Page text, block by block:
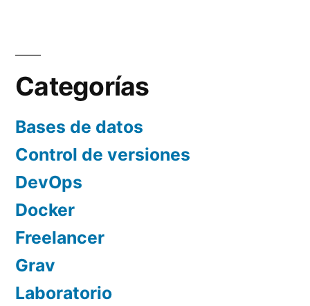
en
de
entradas
Categorías
Bases de datos
Control de versiones
DevOps
Docker
Freelancer
Grav
Laboratorio